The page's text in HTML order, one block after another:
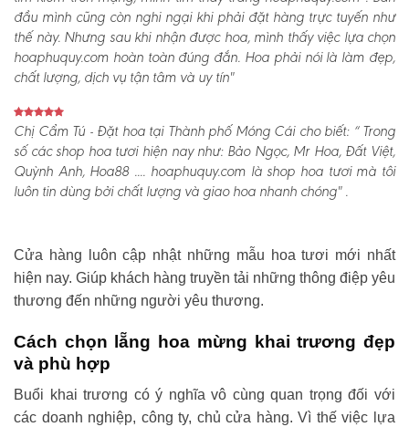
đầu mình cũng còn nghi ngại khi phải đặt hàng trực tuyến như
thế này. Nhưng sau khi nhận được hoa, mình thấy việc lựa chọn
hoaphuquy.com hoàn toàn đúng đắn. Hoa phải nói là làm đẹp,
chất lượng, dịch vụ tận tâm và uy tín"
Chị Cẩm Tú - Đặt hoa tại Thành phố Móng Cái cho biết:“ Trong
số các shop hoa tươi hiện nay như: Bảo Ngọc, Mr Hoa, Đất Việt,
Quỳnh Anh, Hoa88 .... hoaphuquy.com là shop hoa tươi mà tôi
luôn tin dùng bởi chất lượng và giao hoa nhanh chóng" .
Cửa hàng luôn cập nhật những mẫu hoa tươi mới nhất
hiện nay. Giúp khách hàng truyền tải những thông điệp yêu
thương đến những người yêu thương.
Cách chọn lẵng hoa mừng khai trương đẹp
và phù hợp
Buổi khai trương có ý nghĩa vô cùng quan trọng đối với
các doanh nghiệp, công ty, chủ cửa hàng. Vì thế việc lựa